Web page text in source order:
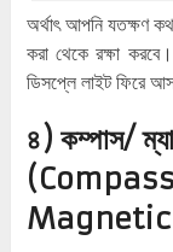
অর্থাৎ আপনি যতক্ষণ
করা থেকে রক্ষা
ডিসপ্লে লাইট ফিরে
৪) কম্পাস/
Magnetic